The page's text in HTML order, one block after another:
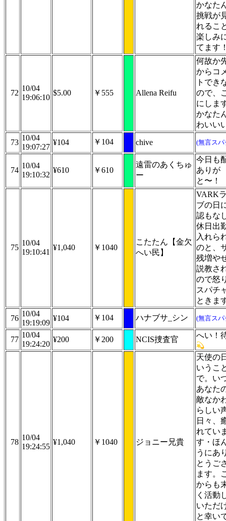
かなた
挑戦が
れるこ
楽しみ
てます
72
10/04
19:06:10
$5.00 ￥555 Allena Reifu
何故か
からコ
トでき
ので、
にしま
かなた
わいい
73
10/04
19:07:27
¥104 ￥104 chive (無言スパ
74
10/04
19:10:32
¥610 ￥610
遠雷のあくちゅ
ー
今日も
ありが
と〜！
75
10/04
19:10:41
¥1,040 ￥1040
こたたん【金欠
へい民】
VARK
ブの日
認もな
休日出
入れら
のと、
残増や
説教さ
ので怒
スパチ
ときま
76
10/04
19:19:09
¥104 ￥104 ハナブサ_シン (無言スパ
77
10/04
19:24:20
¥200 ￥200 NCIS捜査官 へい！
78
10/04
19:24:55
¥1,040 ￥1040 ジョニー兄貴
天使の
いうこ
で。い
あなた
敵なか
らしい
日々、
れてい
す・ほ
うにあ
とうご
ます。
からも
く活動
いただ
と幸い